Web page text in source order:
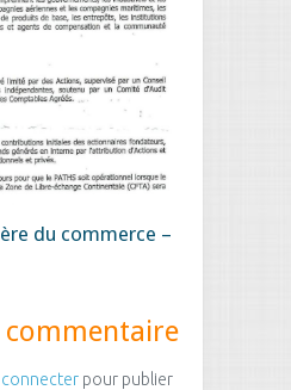
du commerce –
commentaire
pour publier